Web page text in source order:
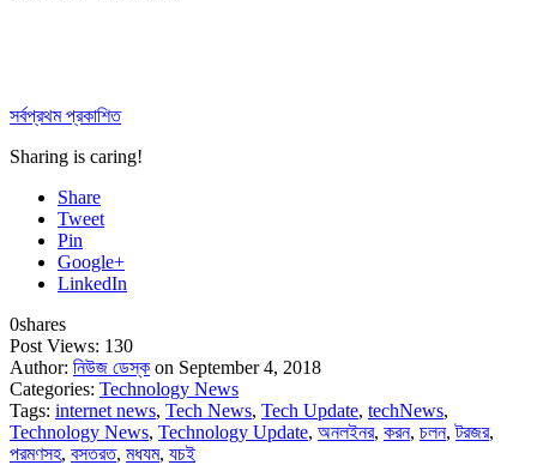
সর্বপ্রথম প্রকাশিত
Sharing is caring!
Share
Tweet
Pin
Google+
LinkedIn
0shares
Post Views: 130
Author: নিউজ ডেস্ক on September 4, 2018
Categories: Technology News
Tags: internet news, Tech News, Tech Update, techNews,
Technology News, Technology Update, অনলইনর, করন, চলন,টরজর,
পরমণসহ, বসতরত, মধযম, যচই